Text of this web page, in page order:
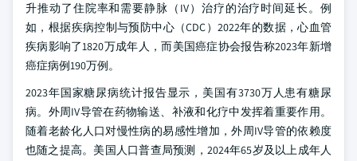
升推动了住院率和需要静脉（IV）治疗的治疗时间延长。例
如，根据疾病控制与预防中心（CDC）2022年的数据，心血管
疾病影响了1820万成年人，而美国癌症协会报告称2023年新增
癌症病例190万例。
2023年国家糖尿病统计报告显示，美国有3730万人患有糖尿
病。外周IV导管在药物输送、补液和化疗中发挥着重要作用。
随着老龄化人口对慢性病的易感性增加，外周IV导管的依赖度
也随之提高。美国人口普查局预测，2024年65岁及以上成年人